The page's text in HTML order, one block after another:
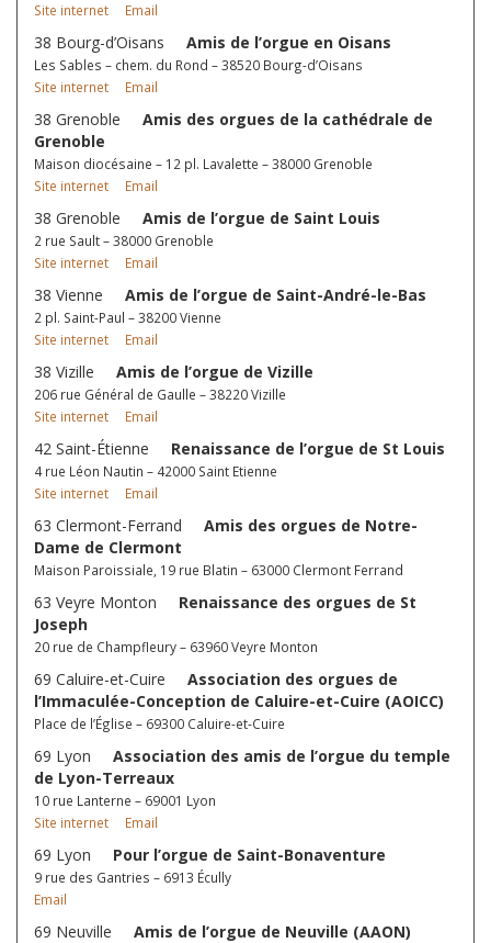
Site internet
Email
38 Bourg-d’Oisans Amis de l’orgue en Oisans
Les Sables – chem. du Rond – 38520 Bourg-d’Oisans
Site internet
Email
38 Grenoble Amis des orgues de la cathédrale de
Grenoble
Maison diocésaine – 12 pl. Lavalette – 38000 Grenoble
Site internet
Email
38 Grenoble Amis de l’orgue de Saint Louis
2 rue Sault – 38000 Grenoble
Site internet
Email
38 Vienne Amis de l’orgue de Saint-André-le-Bas
2 pl. Saint-Paul – 38200 Vienne
Site internet
Email
38 Vizille Amis de l’orgue de Vizille
206 rue Général de Gaulle – 38220 Vizille
Site internet
Email
42 Saint-Étienne Renaissance de l’orgue de St Louis
4 rue Léon Nautin – 42000 Saint Etienne
Site internet
Email
63 Clermont-Ferrand Amis des orgues de Notre-
Dame de Clermont
Maison Paroissiale, 19 rue Blatin – 63000 Clermont Ferrand
63 Veyre Monton Renaissance des orgues de St
Joseph
20 rue de Champfleury – 63960 Veyre Monton
69 Caluire-et-Cuire Association des orgues de
l’Immaculée-Conception de Caluire-et-Cuire (AOICC)
Place de l’Église – 69300 Caluire-et-Cuire
69 Lyon Association des amis de l’orgue du temple
de Lyon-Terreaux
10 rue Lanterne – 69001 Lyon
Site internet
Email
69 Lyon Pour l’orgue de Saint-Bonaventure
9 rue des Gantries – 6913 Écully
Email
69 Neuville Amis de l’orgue de Neuville (AAON)